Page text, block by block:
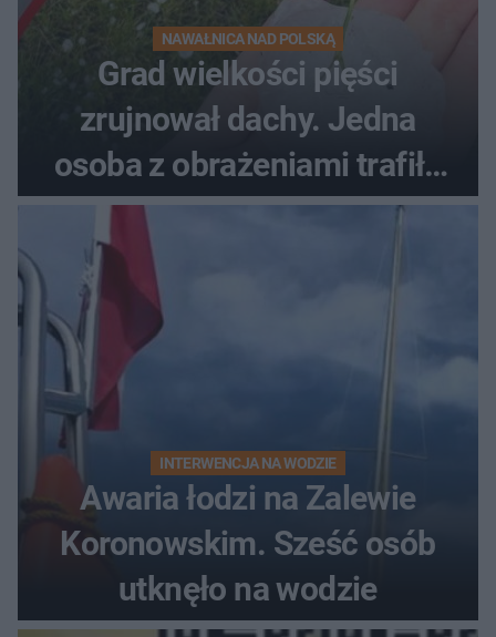
NAWAŁNICA NAD POLSKĄ
Grad wielkości pięści
zrujnował dachy. Jedna
osoba z obrażeniami trafiła
do szpitala
INTERWENCJA NA WODZIE
Awaria łodzi na Zalewie
Koronowskim. Sześć osób
utknęło na wodzie